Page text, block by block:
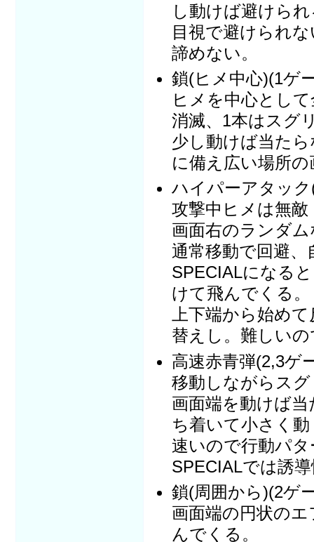
し動けば避けら
目視で避けられ
諦めない。
鎖(ヒメ中心)(1ゲ
ヒメを中心とし
消滅、1本はスグ
少し動けば当た
に備え広い場所
ハイパーアタッ
攻撃中ヒメは無敵
画面右のランダ
通常移動で回避
SPECIALになる
けて飛んでくる。
上下端から始め
替えし。難しい
高速赤青弾(2,3ゲ
移動しながらス
画面端を動けば
ち着いて小さく動
速いので行動パ
SPECIALでは誘
鎖(周囲から)(2ゲ
画面端の円状の
んでくる。